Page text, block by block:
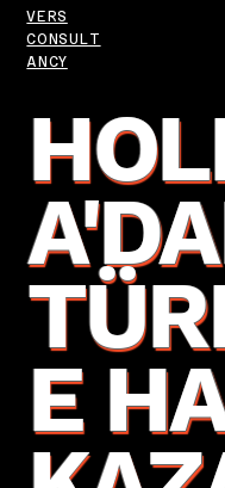
VERS
CONSULT
ANCY
E